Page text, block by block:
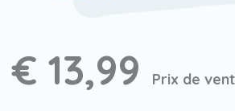
€ 13,99 Prix de